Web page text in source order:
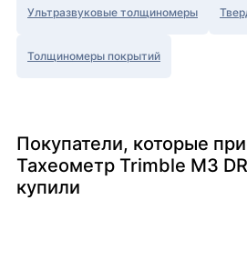
Ультразвуковые толщиномеры
Толщиномеры покрытий
Покупатели, которые
Тахеометр Trimble M3
купили